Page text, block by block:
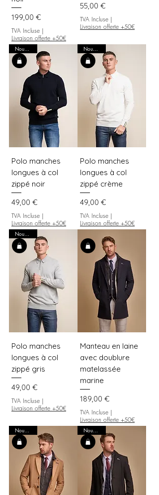
Prix
199,00 €
TVA Incluse |
Livraison offerte +50€
Prix
55,00 €
TVA Incluse |
Livraison offerte +50€
Nouveauté
Polo manches
longues à col
zippé noir
Prix
49,00 €
TVA Incluse |
Livraison offerte +50€
Nouveauté
Polo manches
longues à col
zippé crème
Prix
49,00 €
TVA Incluse |
Livraison offerte +50€
Nouveauté
Polo manches
longues à col
zippé gris
Prix
49,00 €
TVA Incluse |
Livraison offerte +50€
Manteau en laine
avec doublure
matelassée
marine
Prix
189,00 €
TVA Incluse |
Livraison offerte +50€